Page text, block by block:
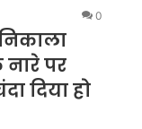
0
नारे पर
दिया हो